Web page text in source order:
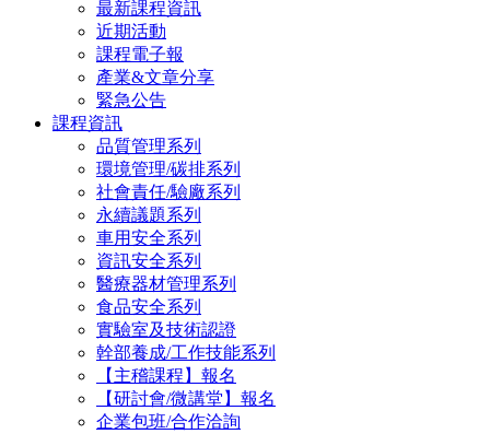
最新課程資訊
近期活動
課程電子報
產業&文章分享
緊急公告
課程資訊
品質管理系列
環境管理/碳排系列
社會責任/驗廠系列
永續議題系列
車用安全系列
資訊安全系列
醫療器材管理系列
食品安全系列
實驗室及技術認證
幹部養成/工作技能系列
【主稽課程】報名
【研討會/微講堂】報名
企業包班/合作洽詢